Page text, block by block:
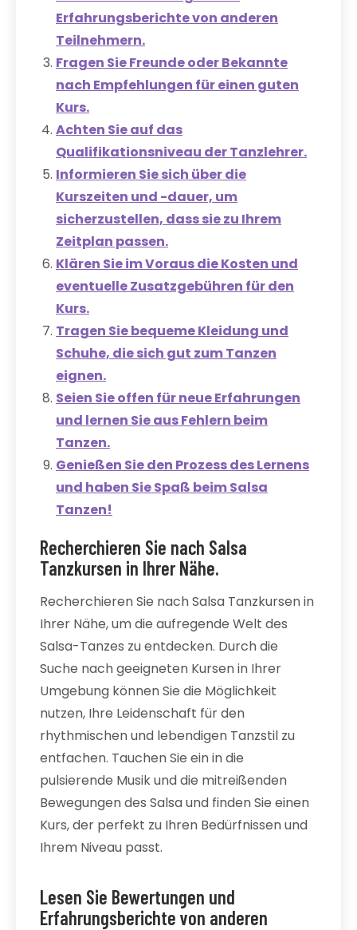
Erfahrungsberichte von anderen
Teilnehmern.
Fragen Sie Freunde oder Bekannte
nach Empfehlungen für einen guten
Kurs.
Achten Sie auf das
Qualifikationsniveau der Tanzlehrer.
Informieren Sie sich über die
Kurszeiten und -dauer, um
sicherzustellen, dass sie zu Ihrem
Zeitplan passen.
Klären Sie im Voraus die Kosten und
eventuelle Zusatzgebühren für den
Kurs.
Tragen Sie bequeme Kleidung und
Schuhe, die sich gut zum Tanzen
eignen.
Seien Sie offen für neue Erfahrungen
und lernen Sie aus Fehlern beim
Tanzen.
Genießen Sie den Prozess des Lernens
und haben Sie Spaß beim Salsa
Tanzen!
Recherchieren Sie nach Salsa
Tanzkursen in Ihrer Nähe.
Recherchieren Sie nach Salsa Tanzkursen in
Ihrer Nähe, um die aufregende Welt des
Salsa-Tanzes zu entdecken. Durch die
Suche nach geeigneten Kursen in Ihrer
Umgebung können Sie die Möglichkeit
nutzen, Ihre Leidenschaft für den
rhythmischen und lebendigen Tanzstil zu
entfachen. Tauchen Sie ein in die
pulsierende Musik und die mitreißenden
Bewegungen des Salsa und finden Sie einen
Kurs, der perfekt zu Ihren Bedürfnissen und
Ihrem Niveau passt.
Lesen Sie Bewertungen und
Erfahrungsberichte von anderen